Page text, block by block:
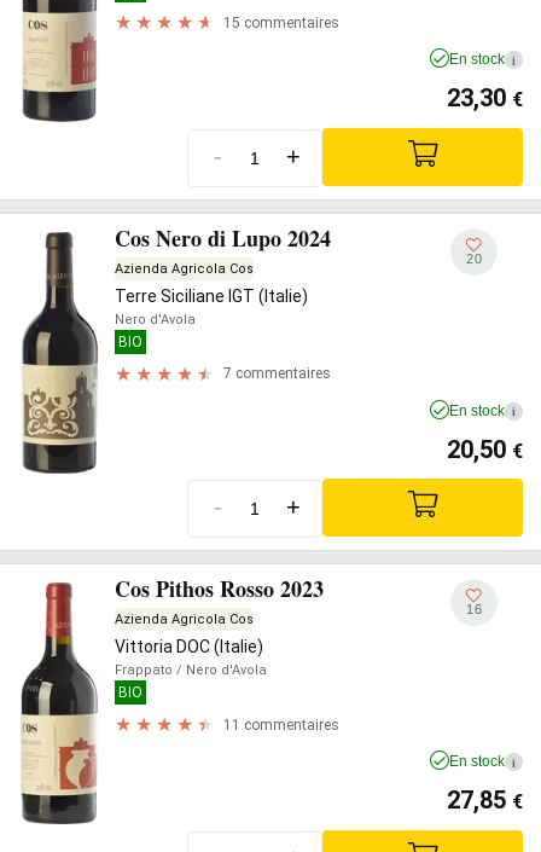
15 commentaires
En stock i
23,30 €
- +
Cos Nero di Lupo 2024
Azienda Agricola Cos
Terre Siciliane IGT (Italie)
Nero d'Avola
BIO
7 commentaires
20
En stock i
20,50 €
- +
Cos Pithos Rosso 2023
Azienda Agricola Cos
Vittoria DOC (Italie)
Frappato / Nero d'Avola
BIO
11 commentaires
16
En stock i
27,85 €